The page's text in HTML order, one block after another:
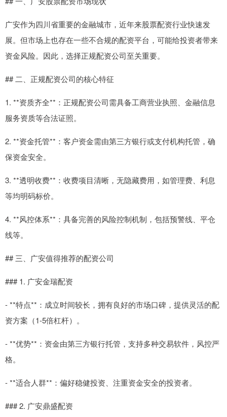
广安作为四川省重要的金融城市，近年来股票配资行业快速发
展。但市场上也存在一些不合规的配资平台，可能给投资者带来
资金风险。因此，选择正规配资公司至关重要。
## 二、正规配资公司的核心特征
1. **资质齐全**：正规配资公司需具备工商营业执照、金融信息
服务资质等合法证照。
2. **资金托管**：客户资金需由第三方银行或支付机构托管，确
保资金安全。
3. **透明收费**：收费项目清晰，无隐藏费用，如管理费、利息
等均明码标价。
4. **风控体系**：具备完善的风险控制机制，包括预警线、平仓
线等。
## 三、广安值得推荐的配资公司
### 1. 广安金瑞配资
- **特点**：成立时间较长，拥有良好的市场口碑，提供灵活的配
资方案（1-5倍杠杆）。
- **优势**：资金由第三方银行托管，支持多种交易软件，风控严
格。
- **适合人群**：偏好稳健投资、注重资金安全的投资者。
### 2. 广安鼎盛配资